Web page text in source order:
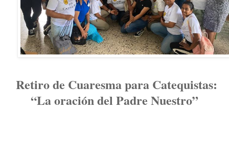
Retiro de Cuaresma para Catequistas:
“La oración del Padre Nuestro”